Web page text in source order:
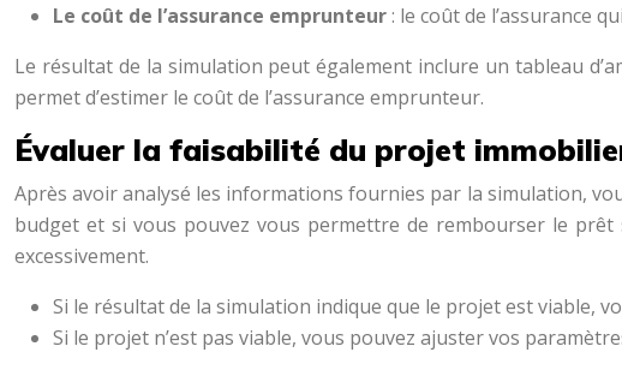
Le coût de l’assurance emprunteur: le coût de l’assurance
Le résultat de la simulation peut également inclure un tableau
permet d’estimer le coût de l’assurance emprunteur.
Évaluer la faisabilité du projet
Après avoir analysé les informations fournies par la simulation,
budget et si vous pouvez vous permettre de rembourser le
excessivement.
Si le résultat de la simulation indique que le projet est viable,
Si le projet n’est pas viable, vous pouvez ajuster vos